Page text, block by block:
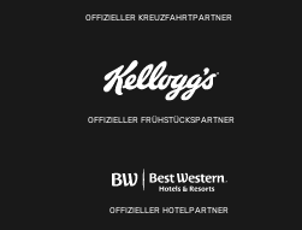
OFFIZIELLER KREUZFAHRTPARTNER
OFFIZIELLER FRÜHSTÜCKSPARTNER
OFFIZIELLER HOTELPARTNER